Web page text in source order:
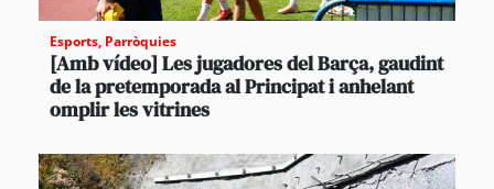
Esports, Parròquies
[Amb vídeo] Les jugadores del Barça, gaudint
de la pretemporada al Principat i anhelant
omplir les vitrines